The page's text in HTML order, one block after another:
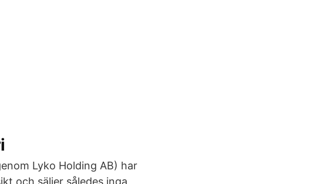
Lyko Holding AB) har
och säljer således inga